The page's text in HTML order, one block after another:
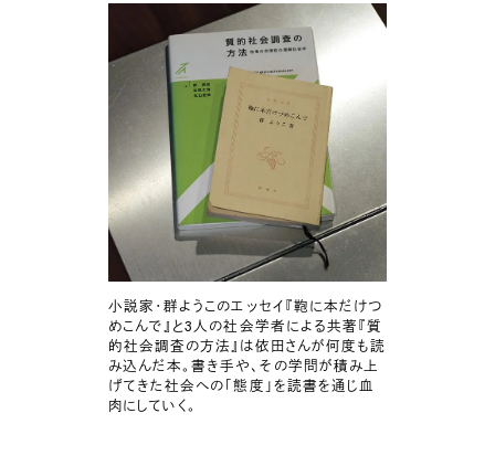
小説家・群ようこのエッセイ『鞄に本だけつ
めこんで』と3人の社会学者による共著『質
的社会調査の方法』は依田さんが何度も読
み込んだ本。書き手や、その学問が積み上
げてきた社会への「態度」を読書を通じ血
肉にしていく。